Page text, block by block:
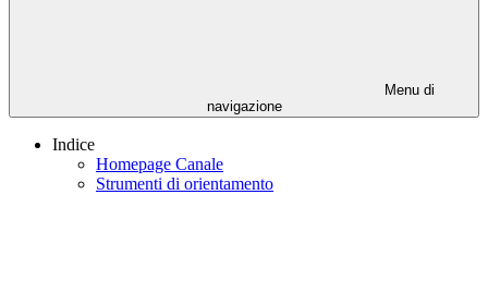
Menu di
navigazione
Indice
Homepage Canale
Strumenti di orientamento